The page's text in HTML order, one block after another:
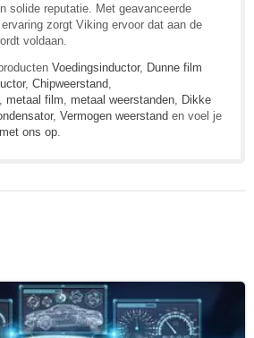
solide reputatie. Met geavanceerde
zorgt Viking ervoor dat aan de
voldaan.
Voedingsinductor, Dunne film
, Chipweerstand
metaal film metaal weerstanden
Dikke
, Vermogen weerstand en voel je
ons op